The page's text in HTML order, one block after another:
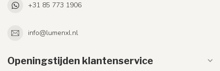
+31 85 773 1906
info@lumenxl.nl
Openingstijden klantenservice